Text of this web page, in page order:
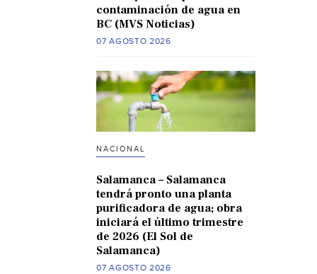
contaminación de agua en
BC (MVS Noticias)
07 AGOSTO 2026
NACIONAL
Salamanca – Salamanca
tendrá pronto una planta
purificadora de agua; obra
iniciará el último trimestre
de 2026 (El Sol de
Salamanca)
07 AGOSTO 2026